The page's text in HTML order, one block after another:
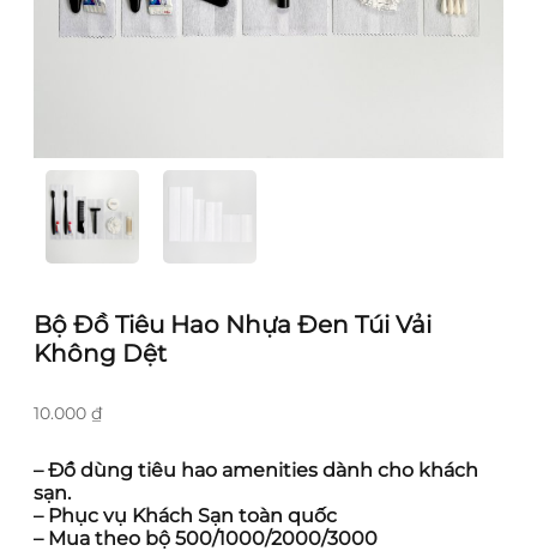
Bộ Đồ Tiêu Hao Nhựa Đen Túi Vải
Không Dệt
10.000 ₫
– Đồ dùng tiêu hao amenities dành cho khách
sạn.
– Phục vụ Khách Sạn toàn quốc
– Mua theo bộ 500/1000/2000/3000